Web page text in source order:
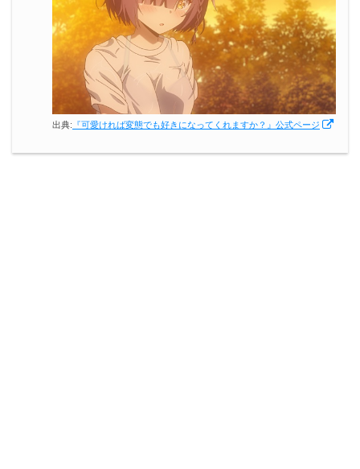
出典: 『可愛ければ変態でも好きになってくれますか？』公式ページ